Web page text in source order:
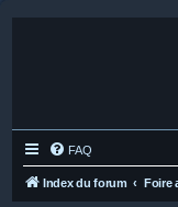
FAQ
Index du forum Foire